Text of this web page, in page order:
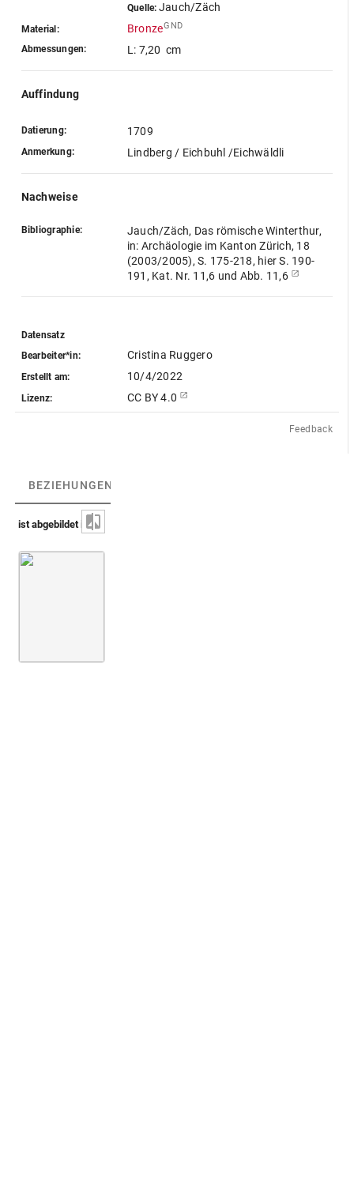
Quelle: Jauch/Zäch
Material: BronzeGND
Abmessungen: L: 7,20 cm
Auffindung
Datierung: 1709
Anmerkung: Lindberg / Eichbuhl /Eichwäldli
Nachweise
Bibliographie:
Jauch/Zäch, Das römische Winterthur,
in: Archäologie im Kanton Zürich, 18
(2003/2005), S. 175-218, hier S. 190-
191, Kat. Nr. 11,6 und Abb. 11,6
Datensatz
Bearbeiter*in:
Cristina Ruggero
Erstellt am: 10/4/2022
Lizenz: CC BY 4.0
Feedback
BEZIEHUNGEN
ist abgebildet in